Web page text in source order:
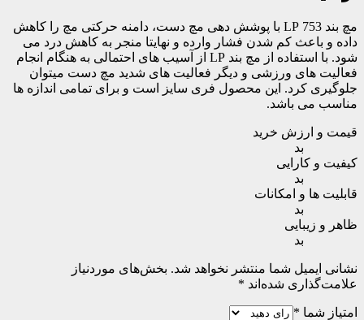
مچ بند 753 LP با پوشش دهی مچ دست، دامنه حرکتی مچ را کاهش
داده و باعث کم شدن فشار وارده و نهایتا منجر به کاهش درد می
شود. با استفاده از مچ بند LP از آسیب های احتمالی به هنگام انجام
فعالیت های ورزشی و دیگر فعالیت های شدید مچ دست میتوان
جلوگیری کرد. این محصول فری سایز است و برای تمامی اندازه ها
مناسب می باشد.
قیمت و ارزش خرید
بد
کیفیت و کارایی
بد
قابلیت ها و امکانات
بد
ظاهر و زیبایی
بد
نشانی ایمیل شما منتشر نخواهد شد. بخش‌های موردنیاز
علامت‌گذاری شده‌اند *
امتیاز شما *